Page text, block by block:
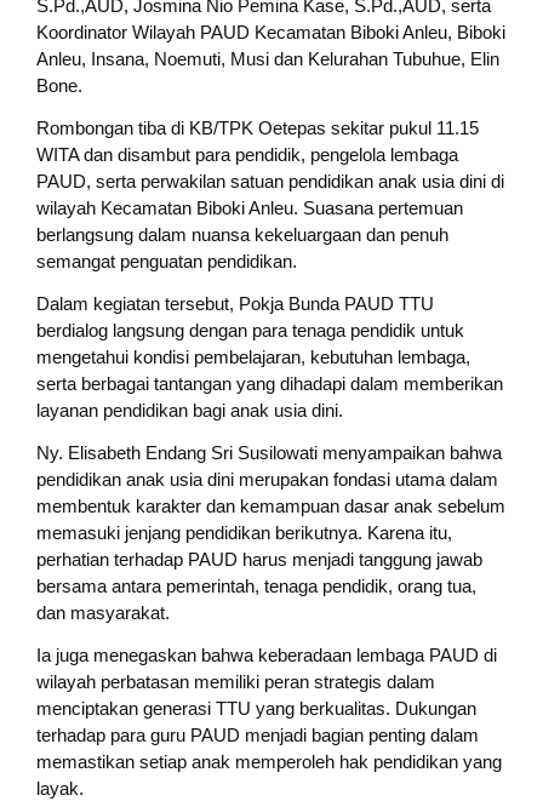
S.Pd.,AUD, Josmina Nio Pemina Kase, S.Pd.,AUD, serta
Koordinator Wilayah PAUD Kecamatan Biboki Anleu, Biboki
Anleu, Insana, Noemuti, Musi dan Kelurahan Tubuhue, Elin
Bone.
Rombongan tiba di KB/TPK Oetepas sekitar pukul 11.15
WITA dan disambut para pendidik, pengelola lembaga
PAUD, serta perwakilan satuan pendidikan anak usia dini di
wilayah Kecamatan Biboki Anleu. Suasana pertemuan
berlangsung dalam nuansa kekeluargaan dan penuh
semangat penguatan pendidikan.
Dalam kegiatan tersebut, Pokja Bunda PAUD TTU
berdialog langsung dengan para tenaga pendidik untuk
mengetahui kondisi pembelajaran, kebutuhan lembaga,
serta berbagai tantangan yang dihadapi dalam memberikan
layanan pendidikan bagi anak usia dini.
Ny. Elisabeth Endang Sri Susilowati menyampaikan bahwa
pendidikan anak usia dini merupakan fondasi utama dalam
membentuk karakter dan kemampuan dasar anak sebelum
memasuki jenjang pendidikan berikutnya. Karena itu,
perhatian terhadap PAUD harus menjadi tanggung jawab
bersama antara pemerintah, tenaga pendidik, orang tua,
dan masyarakat.
Ia juga menegaskan bahwa keberadaan lembaga PAUD di
wilayah perbatasan memiliki peran strategis dalam
menciptakan generasi TTU yang berkualitas. Dukungan
terhadap para guru PAUD menjadi bagian penting dalam
memastikan setiap anak memperoleh hak pendidikan yang
layak.